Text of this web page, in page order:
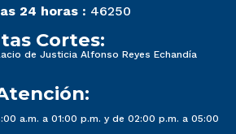
24 horas : 46250
Cortes:
de Justicia Alfonso Reyes Echandía
a.m. a 01:00 p.m. y de 02:00 p.m. a 05:00